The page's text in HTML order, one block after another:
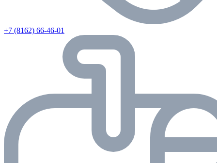
+7 (8162) 66-46-01